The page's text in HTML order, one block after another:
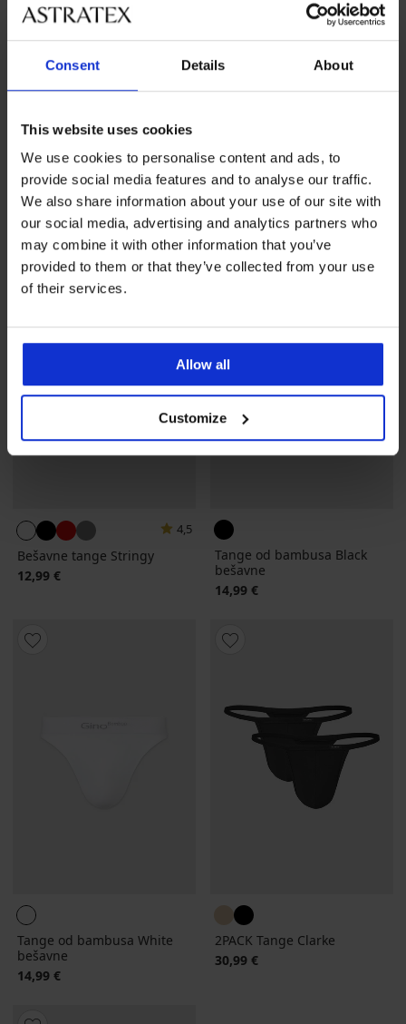
Consent Details About
This website uses cookies
We use cookies to personalise content and ads, to
provide social media features and to analyse our traffic.
We also share information about your use of our site with
our social media, advertising and analytics partners who
may combine it with other information that you’ve
provided to them or that they’ve collected from your use
of their services.
Allow all
Customize
Tange MEN-A
Popust
5,73 €Prvobitna cijena
8,19 €
3 PACK tanga gaćica MEN-A
21,99 €
4,5
Bešavne tange Stringy
12,99 €
Tange od bambusa Black
bešavne
14,99 €
Tange od bambusa White
bešavne
14,99 €
2PACK Tange Clarke
30,99 €